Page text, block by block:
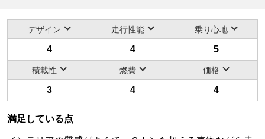
デザイン 走行性能 乗り心地
4 4 5
積載性 燃費 価格
3 4 4
満足している点